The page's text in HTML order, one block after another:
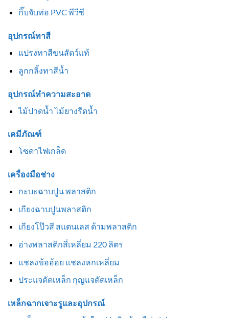
กิ๊บจับท่อ PVC พีวีซี
อุปกรณ์ทาสี
แปรงทาสีขนสัตว์แท้
ลูกกลิ้งทาสีน้ำ
อุปกรณ์ทำความสะอาด
ไม้ปาดน้ำ ไม้ยางรีดน้ำ
เคมีภัณฑ์
โซดาไฟเกล็ด
เครื่องมือช่าง
กะบะฉาบปูน พลาสติก
เกียงฉาบปูนพลาสติก
เกียงโป๊วสี สแตนเลส ด้ามพลาสติก
อ่างพลาสติกสี่เหลี่ยม 220 ลิตร
แชลงข้ออ้อย แชลงหกเหลี่ยม
ประแจดัดเหล็ก กุญแจดัดเหล็ก
เหล็กฉากเจาะรูและอุปกรณ์